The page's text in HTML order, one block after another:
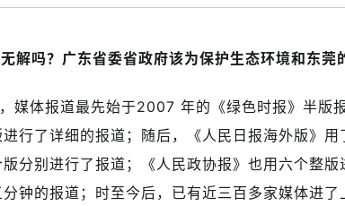
解吗？广东省委省政府该为保护生态环境和东莞
媒体报道最先始于2007 年的《绿色时报》半版
行了详细的报道；随后，《人民日报海外版》用
版分别进行了报道；《人民政协报》也用六个整
钟的报道；时至今后，已有近三百多家媒体进